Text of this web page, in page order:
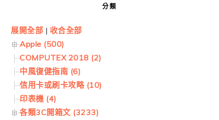
分類
展開全部 | 收合全部
Apple (500)
COMPUTEX 2018 (2)
中風復健指南 (6)
信用卡或刷卡攻略 (10)
印表機 (4)
各類3C開箱文 (3233)